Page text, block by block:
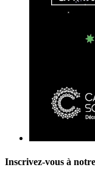
Inscrivez-vous à